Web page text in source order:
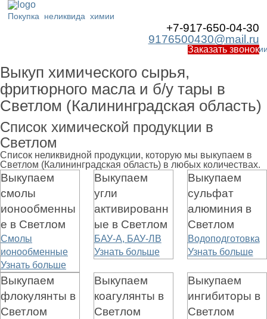
Покупка неликвида химии
+7-917-650-04-30
9176500430@mail.ru
Работаем по
Заказать звонок
Выкуп химического сырья,
фритюрного масла и б/у тары в
Светлом (Калининградская область)
Список химической продукции в
Светлом
Список неликвидной продукции, которую мы выкупаем в
Светлом (Калининградская область) в любых количествах.
Выкупаем
смолы
ионообменны
е в Светлом
Смолы
ионообменные
Узнать больше
Выкупаем
угли
активированн
ые в Светлом
БАУ-А, БАУ-ЛВ
Узнать больше
Выкупаем
сульфат
алюминия в
Светлом
Водоподготовка
Узнать больше
Выкупаем
флокулянты в
Светлом
Выкупаем
коагулянты в
Светлом
Выкупаем
ингибиторы в
Светлом